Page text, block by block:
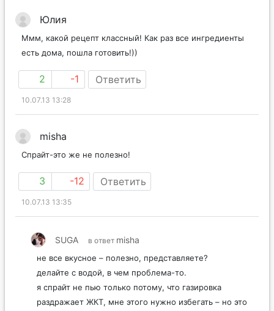
Юлия
Ммм, какой рецепт классный! Как раз все ингредиенты
есть дома, пошла готовить!))
2 -1 Ответить
10.07.13 13:28
misha
Спрайт-это же не полезно!
3 -12 Ответить
10.07.13 13:35
SUGA в ответ misha
не все вкусное – полезно, представляете?
делайте с водой, в чем проблема-то.
я спрайт не пью только потому, что газировка
раздражает ЖКТ, мне этого нужно избегать – но это